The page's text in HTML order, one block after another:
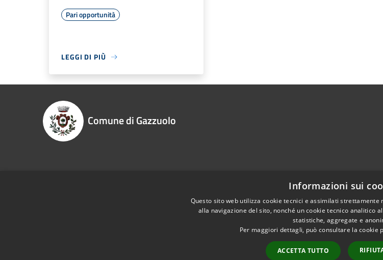
Pari opportunità
LEGGI DI PIÙ
Comune di Gazzuolo
Telefono: 0376 9249
Fax:0376 97381
Pec:
Informazioni sui
Questo sito web utilizza cookie tecnici e assimilati
alla navigazione del sito, nonché un cookie tecnico analitico
statistiche, aggregate e
Per maggiori dettagli, può consultare la cookie
ACCETTA TUTTO